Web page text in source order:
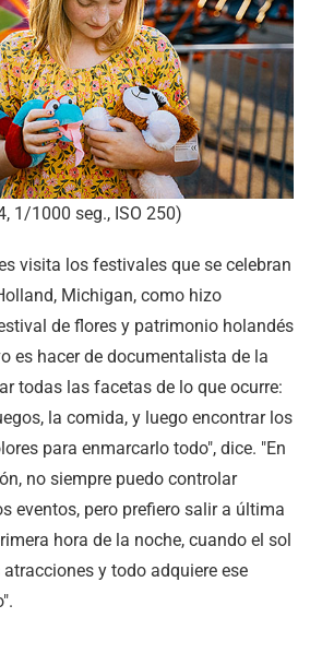
1/1000 seg., ISO 250)
visita los festivales que se celebran
Michigan, como hizo
de flores y patrimonio holandés
es hacer de documentalista de la
todas las facetas de lo que ocurre:
la comida, y luego encontrar los
para enmarcarlo todo", dice. "En
no siempre puedo controlar
eventos, pero prefiero salir a última
hora de la noche, cuando el sol
y todo adquiere ese